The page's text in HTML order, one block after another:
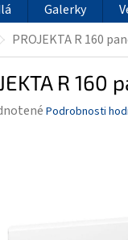
Galerky
PROJEKTA R 160
R 160
Podrobnosti